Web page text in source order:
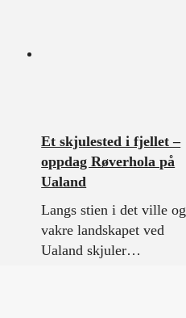
Et skjulested i fjellet –
oppdag Røverhola på
Ualand
Langs stien i det ville og
vakre landskapet ved
Ualand skjuler…